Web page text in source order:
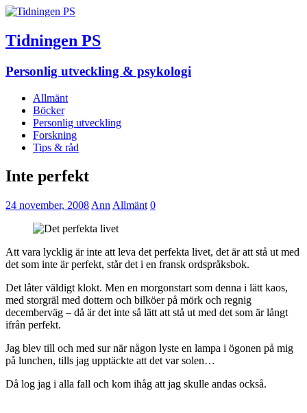
Tidningen PS
Personlig utveckling & psykologi
Allmänt
Böcker
Personlig utveckling
Forskning
Tips & råd
Inte perfekt
24 november, 2008 Ann Allmänt 0
Att vara lycklig är inte att leva det perfekta livet, det är att stå ut med
det som inte är perfekt, står det i en fransk ordspråksbok.
Det låter väldigt klokt. Men en morgonstart som denna i lätt kaos,
med storgräl med dottern och bilköer på mörk och regnig
decemberväg – då är det inte så lätt att stå ut med det som är långt
ifrån perfekt.
Jag blev till och med sur när någon lyste en lampa i ögonen på mig
på lunchen, tills jag upptäckte att det var solen…
Då log jag i alla fall och kom ihåg att jag skulle andas också.